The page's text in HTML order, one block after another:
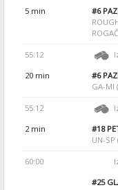
5 min
#6
55:12
20 min
#6
GA-MI
55:12
2 min
#18
UN-
60:00
#25